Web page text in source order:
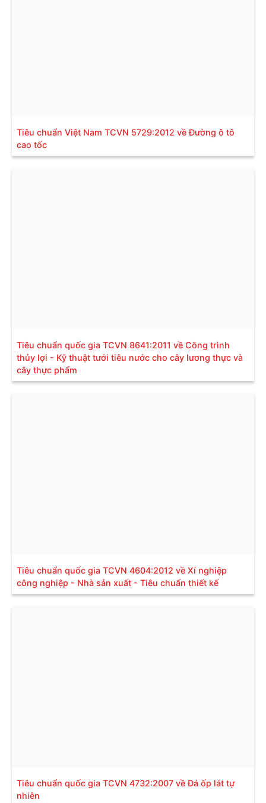
Tiêu chuẩn Việt Nam TCVN 5729:2012 về Đường ô tô
cao tốc
Tiêu chuẩn quốc gia TCVN 8641:2011 về Công trình
thủy lợi - Kỹ thuật tưới tiêu nước cho cây lương thực và
cây thực phẩm
Tiêu chuẩn quốc gia TCVN 4604:2012 về Xí nghiệp
công nghiệp - Nhà sản xuất - Tiêu chuẩn thiết kế
Tiêu chuẩn quốc gia TCVN 4732:2007 về Đá ốp lát tự
nhiên